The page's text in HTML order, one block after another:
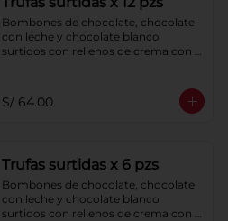
Bombones de chocolate, chocolate
con leche y chocolate blanco
surtidos con rellenos de crema con
con café.
S/ 64.00
Trufas surtidas x 6 pzs
Bombones de chocolate, chocolate
con leche y chocolate blanco
surtidos con rellenos de crema con